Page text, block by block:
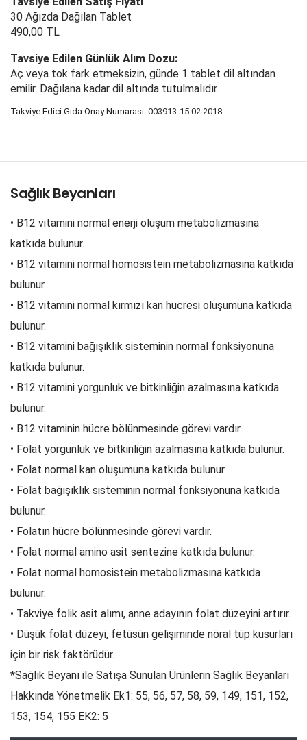
30 Ağızda Dağılan Tablet
490,00 TL
Tavsiye Edilen Günlük Alım Dozu:
Aç veya tok fark etmeksizin, günde 1 tablet dil altından
emilir. Dağılana kadar dil altında tutulmalıdır.
Takviye Edici Gıda Onay Numarası: 003913-15.02.2018
Sağlık Beyanları
• B12 vitamini normal enerji oluşum metabolizmasına
katkıda bulunur.
• B12 vitamini normal homosistein metabolizmasına katkıda
bulunur.
• B12 vitamini normal kırmızı kan hücresi oluşumuna katkıda
bulunur.
• B12 vitamini bağışıklık sisteminin normal fonksiyonuna
katkıda bulunur.
• B12 vitamini yorgunluk ve bitkinliğin azalmasına katkıda
bulunur.
• B12 vitaminin hücre bölünmesinde görevi vardır.
• Folat yorgunluk ve bitkinliğin azalmasına katkıda bulunur.
• Folat normal kan oluşumuna katkıda bulunur.
• Folat bağışıklık sisteminin normal fonksiyonuna katkıda
bulunur.
• Folatın hücre bölünmesinde görevi vardır.
• Folat normal amino asit sentezine katkıda bulunur.
• Folat normal homosistein metabolizmasına katkıda
bulunur.
• Takviye folik asit alımı, anne adayının folat düzeyini artırır.
• Düşük folat düzeyi, fetüsün gelişiminde nöral tüp kusurları
için bir risk faktörüdür.
*Sağlık Beyanı ile Satışa Sunulan Ürünlerin Sağlık Beyanları
Hakkında Yönetmelik Ek1: 55, 56, 57, 58, 59, 149, 151, 152,
153, 154, 155 EK2: 5